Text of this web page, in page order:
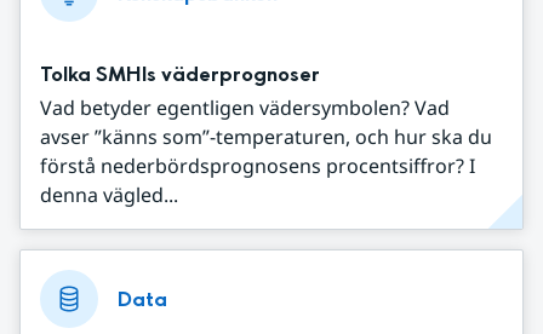
Tolka SMHIs väderprognoser
Vad betyder egentligen vädersymbolen? Vad
avser ”känns som”-temperaturen, och hur ska du
förstå nederbördsprognosens procentsiffror? I
denna vägled...
Data